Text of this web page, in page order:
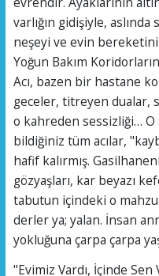
varlığın gidişiyle,
neşeyi ve evin
​Yoğun Bakım
​Acı, bazen bir hastane
geceler, titreyen dualar,
o kahreden sessizliği… O
bildiğiniz tüm acılar,
hafif kalırmış.
gözyaşları, kar beyazı
tabutun içindeki o
derler ya; yalan. İnsan
yokluğuna çarpa çarpa
​"Evimiz Vardı, İçinde Sen